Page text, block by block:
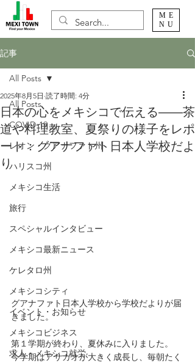
ME
NU
記事
All Posts
COVID-19
レオン・グアナファト州
ハリスコ州
メキシコ生活
旅行
スペシャルインタビュー
メキシコ最新ニュース
ケレタロ州
メキシコシティ
イベント・お知らせ
メキシコビジネス
求人・メキシコ就労
All Posts
日本の心をメキシコで伝える――茶
道や料理教室、夏祭りの様子をレポ
ート：グアナファト日本人学校だよ
り
2025年8月5日 読了時間: 4分
グアナファト日本人学校から学校だよりが届
きました。
第１学期が終わり、夏休みに入りました。
今学期はアサガオが大きく成長し、毎朝たく